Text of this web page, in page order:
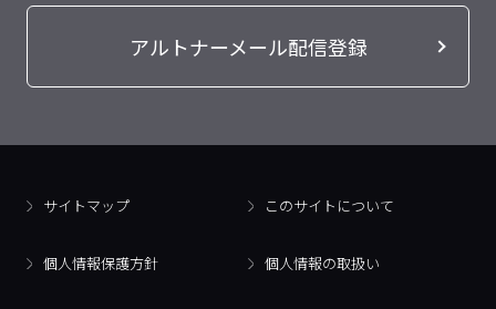
アルトナーメール配信登録
サイトマップ このサイトについて
個人情報保護方針 個人情報の取扱い